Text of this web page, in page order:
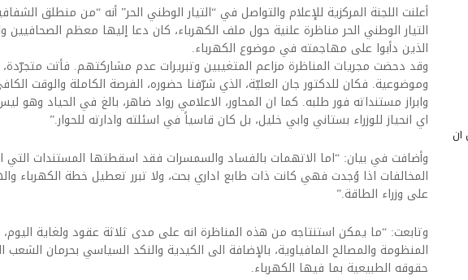
أعلنت اللجنة المركزية للإعلام والتواصل في “التيار الوطني الحر” أنه “من منطلق
التيار الوطني الحر مناظرة علنية حول ملف الكهرباء، كان دعا إليها معظم الصحافيين
الذين دأبوا على مهاجمته في موضوع الكهرباء.
وقد دحضت مجريات المناظرة مزاعم المتغيبين وتبريرات عدم مشاركتهم. فأتت
وموضوعية. فكان للدكتور جان العليّة، الذي شرّفنا حضوره، الفرصة الكاملة والوقت
وابراز مستنداته فور طلبه. كما ان المحاور، الاعلامي رواد ضاهر، بالغ في الحياد وهو
اي انحياز للوزراء بستاني وابي خليل، بل كان قاسياً في اسئلته وادارته للحوار.”
وأضافت في بيان: “اما الاتهمات بالفساد والسمسرات فقد اسقطتها المستندات
المخالفات اذا وُجدت فهي كانت ذات طابع اداري بحت، ولا تبرر تعطيل خطة الكهرباء
على وزراء الطاقة.”
وتابعت: “ما يمكن ‏استنتاجه من هذه المناظرة انه على مدى ثلاثة عقود ولغاية
المنظومة والمصالح المافياوية، بالإضافة الى الكيدية والنكد السياسي بحرمان الشعب
حقوقه الطبيعية بما فيها الكهرباء.
أن